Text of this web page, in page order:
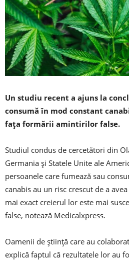
Un studiu recent a ajuns la
consumă în mod constant
faţa formării amintirilor false.
Studiul condus de cercetători din
Germania şi Statele Unite ale
persoanele care fumează sau
canabis au un risc crescut de a
mai exact creierul lor este mai
false, notează Medicalxpress.
Oamenii de ştiinţă care au
explică faptul că rezultatele lor au